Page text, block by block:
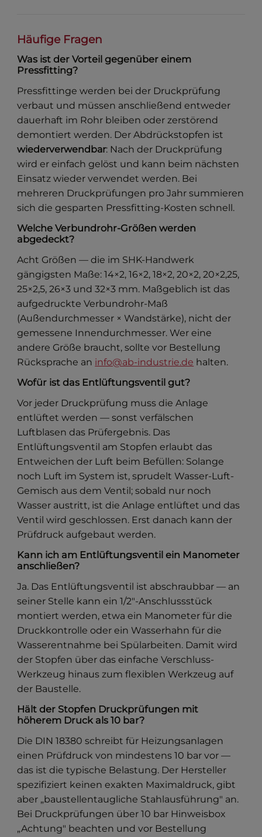
Häufige Fragen
Was ist der Vorteil gegenüber einem
Pressfitting?
Pressfittinge werden bei der Druckprüfung
verbaut und müssen anschließend entweder
dauerhaft im Rohr bleiben oder zerstörend
demontiert werden. Der Abdrückstopfen ist
wiederverwendbar: Nach der Druckprüfung
wird er einfach gelöst und kann beim nächsten
Einsatz wieder verwendet werden. Bei
mehreren Druckprüfungen pro Jahr summieren
sich die gesparten Pressfitting-Kosten schnell.
Welche Verbundrohr-Größen werden
abgedeckt?
Acht Größen — die im SHK-Handwerk
gängigsten Maße: 14×2, 16×2, 18×2, 20×2, 20×2,25,
25×2,5, 26×3 und 32×3 mm. Maßgeblich ist das
aufgedruckte Verbundrohr-Maß
(Außendurchmesser × Wandstärke), nicht der
gemessene Innendurchmesser. Wer eine
andere Größe braucht, sollte vor Bestellung
Rücksprache an info@ab-industrie.de halten.
Wofür ist das Entlüftungsventil gut?
Vor jeder Druckprüfung muss die Anlage
entlüftet werden — sonst verfälschen
Luftblasen das Prüfergebnis. Das
Entlüftungsventil am Stopfen erlaubt das
Entweichen der Luft beim Befüllen: Solange
noch Luft im System ist, sprudelt Wasser-Luft-
Gemisch aus dem Ventil; sobald nur noch
Wasser austritt, ist die Anlage entlüftet und das
Ventil wird geschlossen. Erst danach kann der
Prüfdruck aufgebaut werden.
Kann ich am Entlüftungsventil ein Manometer
anschließen?
Ja. Das Entlüftungsventil ist abschraubbar — an
seiner Stelle kann ein 1/2″-Anschlussstück
montiert werden, etwa ein Manometer für die
Druckkontrolle oder ein Wasserhahn für die
Wasserentnahme bei Spülarbeiten. Damit wird
der Stopfen über das einfache Verschluss-
Werkzeug hinaus zum flexiblen Werkzeug auf
der Baustelle.
Hält der Stopfen Druckprüfungen mit
höherem Druck als 10 bar?
Die DIN 18380 schreibt für Heizungsanlagen
einen Prüfdruck von mindestens 10 bar vor —
das ist die typische Belastung. Der Hersteller
spezifiziert keinen exakten Maximaldruck, gibt
aber „baustellentaugliche Stahlausführung" an.
Bei Druckprüfungen über 10 bar Hinweisbox
„Achtung" beachten und vor Bestellung